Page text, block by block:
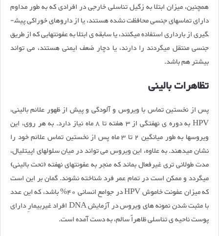
هم­چنین، میزان ابتلا به زگیل­ تناسلی خارجی در افرادی که به طور مداوم
دارای تماس­های جنسی محافظت نشده هستند، یا از داروهای خوراکی پیش­
گیری از بارداری استفاده می­کنند، یا سابقه­ ی ابتلا به عفونت­هایی که از طریق
جنسی منتقل می­گردند را دارند، یا دچار ضعف ایمنی هستند، می­ تواند
بیش­تر هم باشد.
تظاهرات بالینی
پس از نخستین تماس با ویروس و آلودگی و پیش از ظهور علائم بالینی،
HPV به دوره­ ی نهفتگی از 3 هفته تا 8 ماه نیاز دارد. به هر روی، این
ویروس­ها به طور میانگین 2 تا 3 ماه پس از نخستین تماس علائم خود را
نشان می­دهند. به علاوه، این ویروس می تواند در میان سلول­های اپیتلیال،
مدت طولانی­ تری غیرفعال بماند که منجر به عفونت­های نهفته (تحت­ بالینی)
می­گردد و ممکن است در تمام عمر فرد شناخته نشوند. گمان بر این است
که میزان عفونت خاموش HPV در جوامع انسانی 40% باشد، که این عدد
با مثبت شدن نمونه ­های ویروس در آزمایش DNA افراد غیربیمارِ دارای
پوست ناحیه­ ی تناسلی ظاهراً سالم، به دست آمده است.